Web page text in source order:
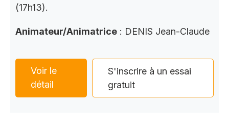
(17h13).
Animateur/Animatrice : DENIS Jean-Claude
Voir le
détail
S'inscrire à un essai
gratuit